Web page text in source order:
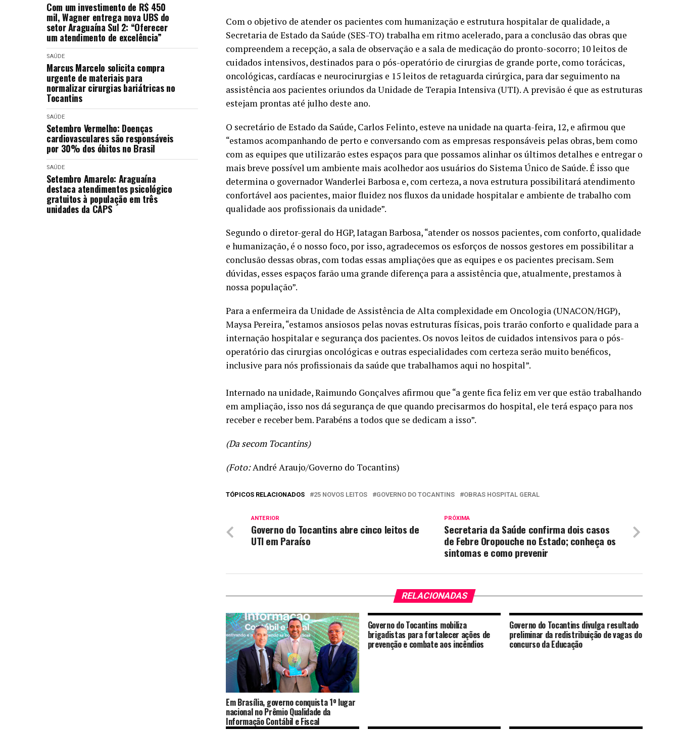
Com um investimento de R$ 450
mil, Wagner entrega nova UBS do
setor Araguaína Sul 2: “Oferecer
um atendimento de excelência”
SAÚDE
Marcus Marcelo solicita compra
urgente de materiais para
normalizar cirurgias bariátricas no
Tocantins
SAÚDE
Setembro Vermelho: Doenças
cardiovasculares são responsáveis
por 30% dos óbitos no Brasil
SAÚDE
Setembro Amarelo: Araguaína
destaca atendimentos psicológico
gratuitos à população em três
unidades da CAPS
Com o objetivo de atender os pacientes com humanização e estrutura hospitalar de qualidade, a
Secretaria de Estado da Saúde (SES-TO) trabalha em ritmo acelerado, para a conclusão das obras que
compreendem a recepção, a sala de observação e a sala de medicação do pronto-socorro; 10 leitos de
cuidados intensivos, destinados para o pós-operatório de cirurgias de grande porte, como torácicas,
oncológicas, cardíacas e neurocirurgias e 15 leitos de retaguarda cirúrgica, para dar seguimento na
assistência aos pacientes oriundos da Unidade de Terapia Intensiva (UTI). A previsão é que as estruturas
estejam prontas até julho deste ano.
O secretário de Estado da Saúde, Carlos Felinto, esteve na unidade na quarta-feira, 12, e afirmou que
“estamos acompanhando de perto e conversando com as empresas responsáveis pelas obras, bem como
com as equipes que utilizarão estes espaços para que possamos alinhar os últimos detalhes e entregar o
mais breve possível um ambiente mais acolhedor aos usuários do Sistema Único de Saúde. É isso que
determina o governador Wanderlei Barbosa e, com certeza, a nova estrutura possibilitará atendimento
confortável aos pacientes, maior fluidez nos fluxos da unidade hospitalar e ambiente de trabalho com
qualidade aos profissionais da unidade”.
Segundo o diretor-geral do HGP, Iatagan Barbosa, “atender os nossos pacientes, com conforto, qualidade
e humanização, é o nosso foco, por isso, agradecemos os esforços de nossos gestores em possibilitar a
conclusão dessas obras, com todas essas ampliações que as equipes e os pacientes precisam. Sem
dúvidas, esses espaços farão uma grande diferença para a assistência que, atualmente, prestamos à
nossa população”.
Para a enfermeira da Unidade de Assistência de Alta complexidade em Oncologia (UNACON/HGP),
Maysa Pereira, “estamos ansiosos pelas novas estruturas físicas, pois trarão conforto e qualidade para a
internação hospitalar e segurança dos pacientes. Os novos leitos de cuidados intensivos para o pós-
operatório das cirurgias oncológicas e outras especialidades com certeza serão muito benéficos,
inclusive para nós profissionais da saúde que trabalhamos aqui no hospital”.
Internado na unidade, Raimundo Gonçalves afirmou que “a gente fica feliz em ver que estão trabalhando
em ampliação, isso nos dá segurança de que quando precisarmos do hospital, ele terá espaço para nos
receber e receber bem. Parabéns a todos que se dedicam a isso”.
(Da secom Tocantins)
(Foto:André Araujo/Governo do Tocantins)
TÓPICOS RELACIONADOS 25 NOVOS LEITOS GOVERNO DO TOCANTINS OBRAS HOSPITAL GERAL
PRÓXIMA
Secretaria da Saúde confirma dois casos
de Febre Oropouche no Estado; conheça os
sintomas e como prevenir
ANTERIOR
Governo do Tocantins abre cinco leitos de
UTI em Paraíso
RELACIONADAS
Em Brasília, governo conquista 1º lugar
nacional no Prêmio Qualidade da
Informação Contábil e Fiscal
Governo do Tocantins mobiliza
brigadistas para fortalecer ações de
prevenção e combate aos incêndios
Governo do Tocantins divulga resultado
preliminar da redistribuição de vagas do
concurso da Educação